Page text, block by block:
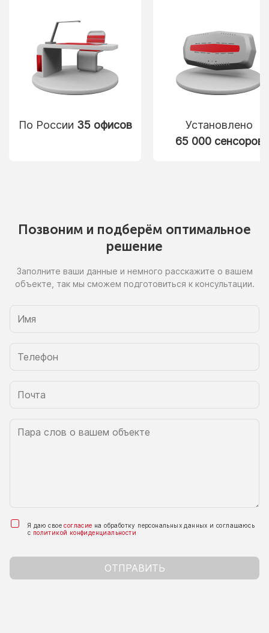
По России 35 офисов
Установлено
65 000 сенсоров
Позвоним и подберём оптимальное
решение
Заполните ваши данные и немного расскажите о вашем
объекте, так мы сможем подготовиться к консультации.
Я даю своесогласие на обработку персональных данных и соглашаюсь
с политикой конфиденциальности
ОТПРАВИТЬ